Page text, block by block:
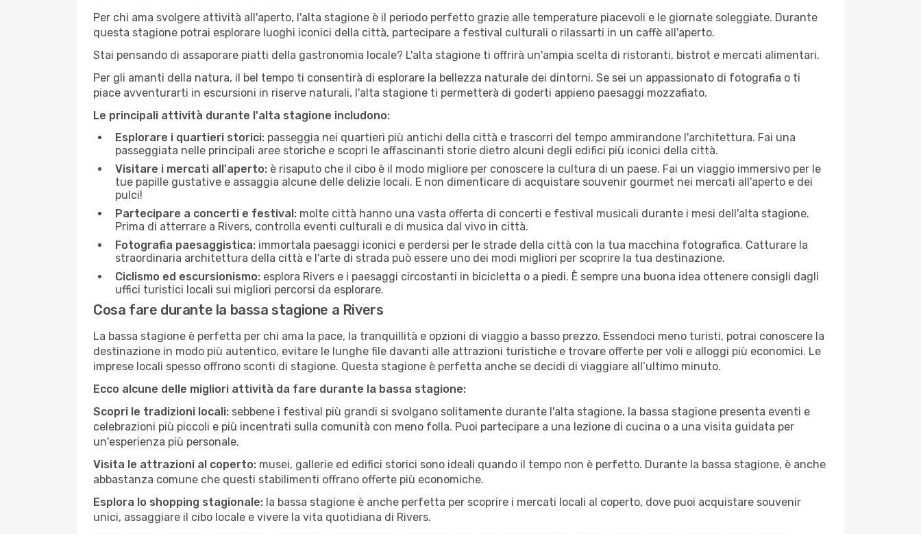
Per chi ama svolgere attività all'aperto, l'alta stagione è il periodo perfetto grazie alle temperature piacevoli e le giornate soleggiate. Durante
questa stagione potrai esplorare luoghi iconici della città, partecipare a festival culturali o rilassarti in un caffè all'aperto.
Stai pensando di assaporare piatti della gastronomia locale? L'alta stagione ti offrirà un'ampia scelta di ristoranti, bistrot e mercati alimentari.
Per gli amanti della natura, il bel tempo ti consentirà di esplorare la bellezza naturale dei dintorni. Se sei un appassionato di fotografia o ti
piace avventurarti in escursioni in riserve naturali, l'alta stagione ti permetterà di goderti appieno paesaggi mozzafiato.
Le principali attività durante l'alta stagione includono:
Esplorare i quartieri storici: passeggia nei quartieri più antichi della città e trascorri del tempo ammirandone l'architettura. Fai una
passeggiata nelle principali aree storiche e scopri le affascinanti storie dietro alcuni degli edifici più iconici della città.
Visitare i mercati all'aperto: è risaputo che il cibo è il modo migliore per conoscere la cultura di un paese. Fai un viaggio immersivo per le
tue papille gustative e assaggia alcune delle delizie locali. E non dimenticare di acquistare souvenir gourmet nei mercati all'aperto e dei
pulci!
Partecipare a concerti e festival: molte città hanno una vasta offerta di concerti e festival musicali durante i mesi dell'alta stagione.
Prima di atterrare a Rivers, controlla eventi culturali e di musica dal vivo in città.
Fotografia paesaggistica: immortala paesaggi iconici e perdersi per le strade della città con la tua macchina fotografica. Catturare la
straordinaria architettura della città e l'arte di strada può essere uno dei modi migliori per scoprire la tua destinazione.
Ciclismo ed escursionismo: esplora Rivers e i paesaggi circostanti in bicicletta o a piedi. È sempre una buona idea ottenere consigli dagli
uffici turistici locali sui migliori percorsi da esplorare.
Cosa fare durante la bassa stagione a Rivers
La bassa stagione è perfetta per chi ama la pace, la tranquillità e opzioni di viaggio a basso prezzo. Essendoci meno turisti, potrai conoscere la
destinazione in modo più autentico, evitare le lunghe file davanti alle attrazioni turistiche e trovare offerte per voli e alloggi più economici. Le
imprese locali spesso offrono sconti di stagione. Questa stagione è perfetta anche se decidi di viaggiare all’ultimo minuto.
Ecco alcune delle migliori attività da fare durante la bassa stagione:
Scopri le tradizioni locali: sebbene i festival più grandi si svolgano solitamente durante l'alta stagione, la bassa stagione presenta eventi e
celebrazioni più piccoli e più incentrati sulla comunità con meno folla. Puoi partecipare a una lezione di cucina o a una visita guidata per
un'esperienza più personale.
Visita le attrazioni al coperto: musei, gallerie ed edifici storici sono ideali quando il tempo non è perfetto. Durante la bassa stagione, è anche
abbastanza comune che questi stabilimenti offrano offerte più economiche.
Esplora lo shopping stagionale: la bassa stagione è anche perfetta per scoprire i mercati locali al coperto, dove puoi acquistare souvenir
unici, assaggiare il cibo locale e vivere la vita quotidiana di Rivers.